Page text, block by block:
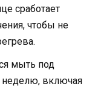
сработает
чтобы не
мыть под
неделю, включая